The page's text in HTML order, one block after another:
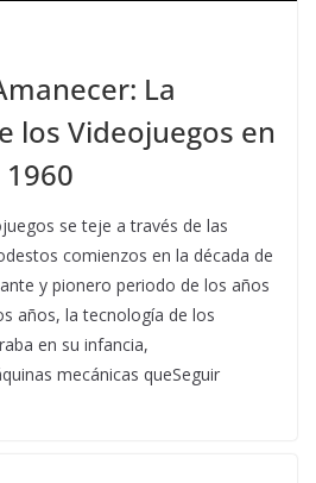
La
los Videojuegos en
se teje a través de las
comienzos en la década de
y pionero periodo de los años
años, la tecnología de los
en su infancia,
mecánicas queSeguir